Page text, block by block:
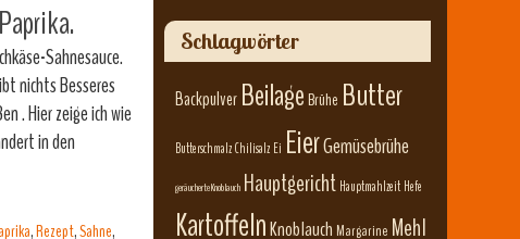
Sahnesauce.
nichts Besseres
. Hier zeige ich wie
in den
,Rezept,Sahne,
Schlagwörter
Backpulver BeilageBrühe Butter
ButterschmalzChilisalz Ei EierGemüsebrühe
geräucherte Knoblauch Hauptgericht Hauptmahlzeit Hefe
KartoffelnKnoblauch Margarine Mehl